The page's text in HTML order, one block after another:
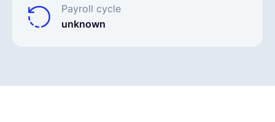
Payroll cycle
unknown